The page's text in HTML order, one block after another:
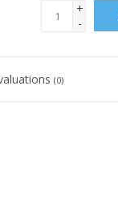
+
-
(0)